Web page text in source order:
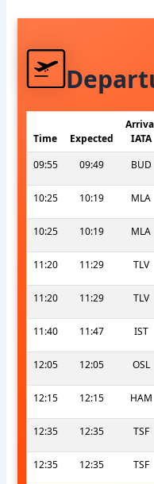
Time Expected
IATA
09:55
09:49 BUD
10:25 10:19 MLA
10:25 10:19 MLA
11:20 11:29 TLV
11:20 11:29 TLV
11:40 11:47 IST
12:05 12:05 OSL
12:15 12:15 HAM
12:35 12:35 TSF
12:35 12:35 TSF